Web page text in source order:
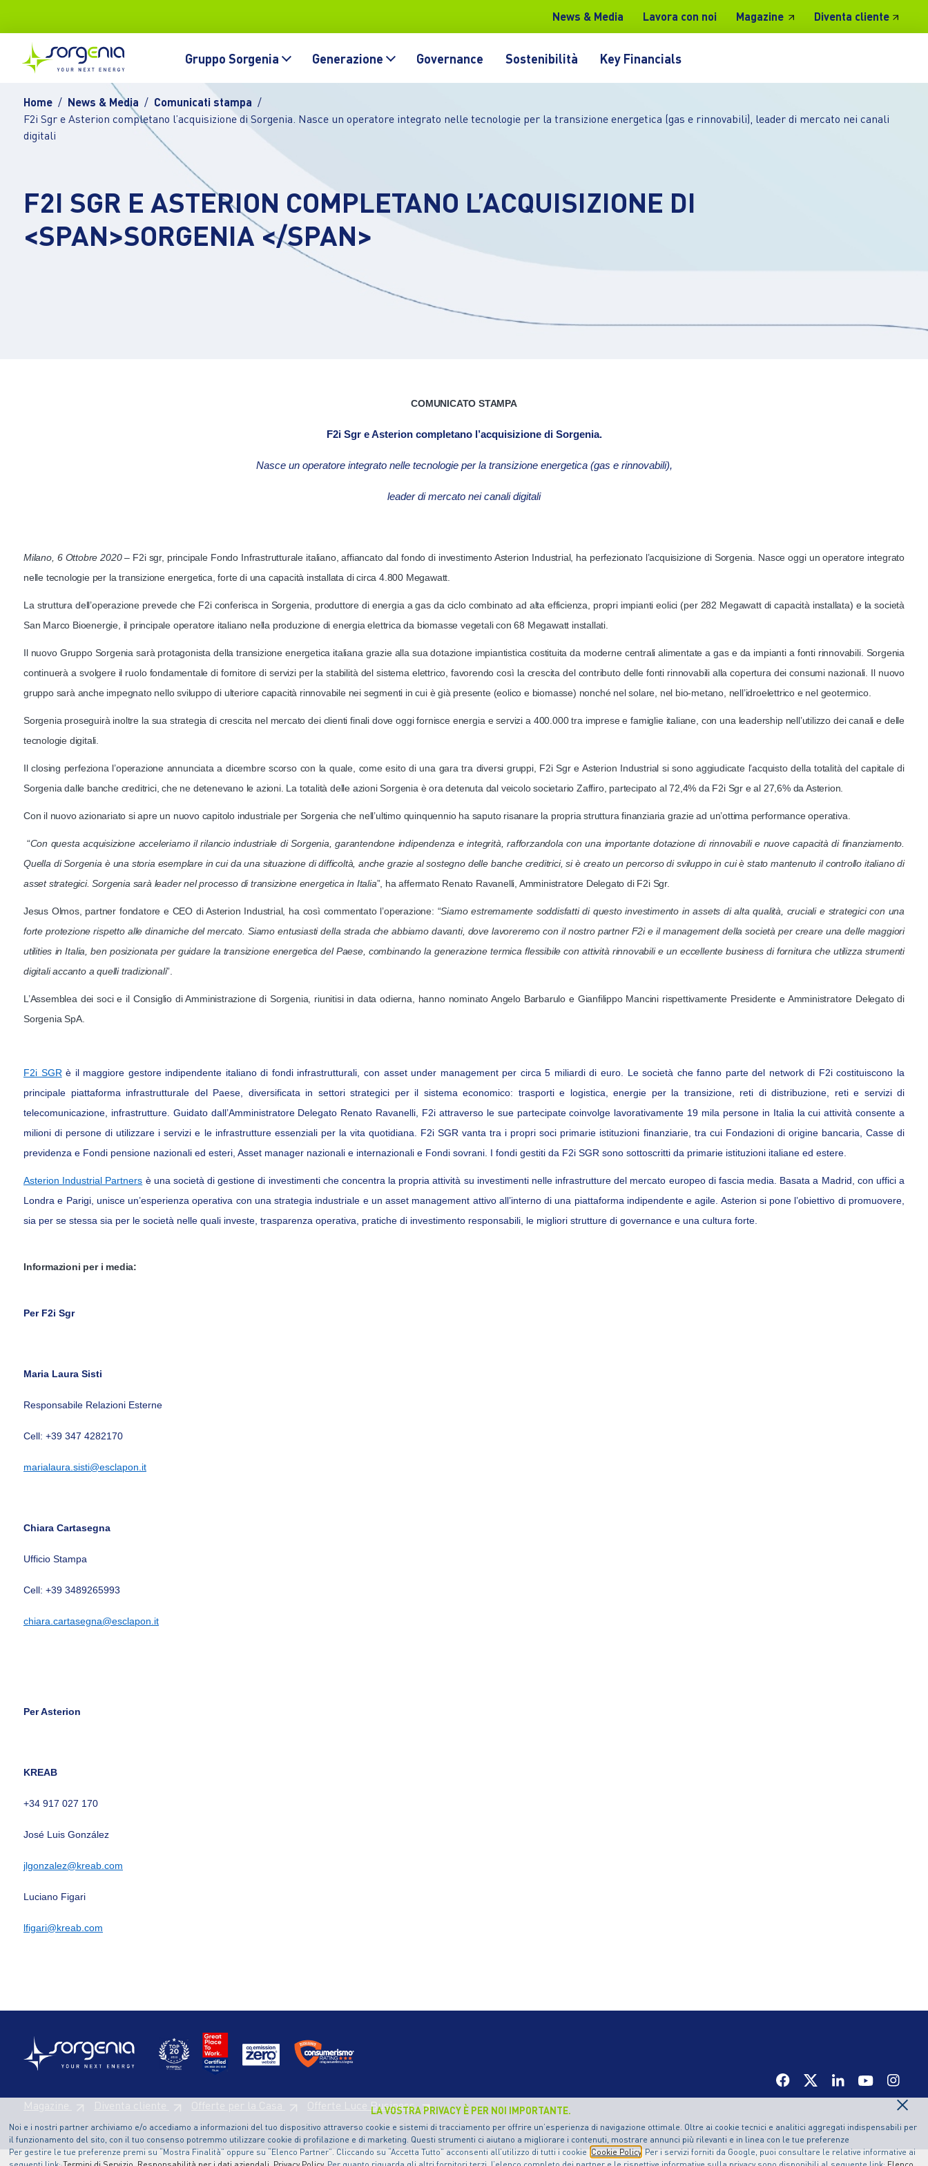
LA VOSTRA PRIVACY È PER NOI IMPORTANTE.
Noi e i nostri partner archiviamo e/o accediamo a informazioni del tuo dispositivo attraverso cookie e sistemi di tracciamento per offrire un’esperienza di navigazione ottimale. Oltre ai cookie tecnici e analitici aggregati indispensabili per
il funzionamento del sito, con il tuo consenso potremmo utilizzare cookie di profilazione e di marketing. Questi strumenti ci aiutano a migliorare i contenuti, mostrare annunci più rilevanti e in linea con le tue preferenze
Per gestire le tue preferenze premi su “Mostra Finalità” oppure su “Elenco Partner”. Cliccando su “Accetta Tutto” acconsenti all’utilizzo di tutti i cookieCookie Policy. Per i servizi forniti da Google, puoi consultare le relative informative ai
×
News & Media Lavora con noi Magazine Diventa cliente
Main navigation
Gruppo Sorgenia Generazione Governance Sostenibilità Key Financials
Home News & Media
Comunicati stampa
F2i Sgr e Asterion completano l’acquisizione di Sorgenia. Nasce un operatore integrato nelle tecnologie per la transizione energetica (gas e rinnovabili), leader di mercato nei canali
digitali
F2I SGR E ASTERION COMPLETANO L’ACQUISIZIONE DI
<SPAN>SORGENIA </SPAN>
COMUNICATO STAMPA
F2i Sgr e Asterion completano l’acquisizione di Sorgenia.
Nasce un operatore integrato nelle tecnologie per la transizione energetica (gas e rinnovabili),
leader di mercato nei canali digitali
Milano, 6 Ottobre 2020 – F2i sgr, principale Fondo Infrastrutturale italiano, affiancato dal fondo di investimento Asterion Industrial, ha perfezionato l’acquisizione di Sorgenia. Nasce oggi un operatore integrato
nelle tecnologie per la transizione energetica, forte di una capacità installata di circa 4.800 Megawatt.
La struttura dell’operazione prevede che F2i conferisca in Sorgenia, produttore di energia a gas da ciclo combinato ad alta efficienza, propri impianti eolici (per 282 Megawatt di capacità installata) e la società
San Marco Bioenergie, il principale operatore italiano nella produzione di energia elettrica da biomasse vegetali con 68 Megawatt installati.
Il nuovo Gruppo Sorgenia sarà protagonista della transizione energetica italiana grazie alla sua dotazione impiantistica costituita da moderne centrali alimentate a gas e da impianti a fonti rinnovabili. Sorgenia
continuerà a svolgere il ruolo fondamentale di fornitore di servizi per la stabilità del sistema elettrico, favorendo così la crescita del contributo delle fonti rinnovabili alla copertura dei consumi nazionali. Il nuovo
gruppo sarà anche impegnato nello sviluppo di ulteriore capacità rinnovabile nei segmenti in cui è già presente (eolico e biomasse) nonché nel solare, nel bio-metano, nell’idroelettrico e nel geotermico.
Sorgenia proseguirà inoltre la sua strategia di crescita nel mercato dei clienti finali dove oggi fornisce energia e servizi a 400.000 tra imprese e famiglie italiane, con una leadership nell’utilizzo dei canali e delle
tecnologie digitali.
Il closing perfeziona l’operazione annunciata a dicembre scorso con la quale, come esito di una gara tra diversi gruppi, F2i Sgr e Asterion Industrial si sono aggiudicate l’acquisto della totalità del capitale di
Sorgenia dalle banche creditrici, che ne detenevano le azioni. La totalità delle azioni Sorgenia è ora detenuta dal veicolo societario Zaffiro, partecipato al 72,4% da F2i Sgr e al 27,6% da Asterion.
Con il nuovo azionariato si apre un nuovo capitolo industriale per Sorgenia che nell’ultimo quinquennio ha saputo risanare la propria struttura finanziaria grazie ad un’ottima performance operativa.
“Con questa acquisizione acceleriamo il rilancio industriale di Sorgenia, garantendone indipendenza e integrità, rafforzandola con una importante dotazione di rinnovabili e nuove capacità di finanziamento.
Quella di Sorgenia è una storia esemplare in cui da una situazione di difficoltà, anche grazie al sostegno delle banche creditrici, si è creato un percorso di sviluppo in cui è stato mantenuto il controllo italiano di
asset strategici. Sorgenia sarà leader nel processo di transizione energetica in Italia”, ha affermato Renato Ravanelli, Amministratore Delegato di F2i Sgr.
Jesus Olmos, partner fondatore e CEO di Asterion Industrial, ha così commentato l’operazione: “Siamo estremamente soddisfatti di questo investimento in assets di alta qualità, cruciali e strategici con una
forte protezione rispetto alle dinamiche del mercato. Siamo entusiasti della strada che abbiamo davanti, dove lavoreremo con il nostro partner F2i e il management della società per creare una delle maggiori
utilities in Italia, ben posizionata per guidare la transizione energetica del Paese, combinando la generazione termica flessibile con attività rinnovabili e un eccellente business di fornitura che utilizza strumenti
digitali accanto a quelli tradizionali”.
L’Assemblea dei soci e il Consiglio di Amministrazione di Sorgenia, riunitisi in data odierna, hanno nominato Angelo Barbarulo e Gianfilippo Mancini rispettivamente Presidente e Amministratore Delegato di
Sorgenia SpA.
F2i SGR è il maggiore gestore indipendente italiano di fondi infrastrutturali, con asset under management per circa 5 miliardi di euro. Le società che fanno parte del network di F2i costituiscono la
principale piattaforma infrastrutturale del Paese, diversificata in settori strategici per il sistema economico: trasporti e logistica, energie per la transizione, reti di distribuzione, reti e servizi di
telecomunicazione, infrastrutture. Guidato dall’Amministratore Delegato Renato Ravanelli, F2i attraverso le sue partecipate coinvolge lavorativamente 19 mila persone in Italia la cui attività consente a
milioni di persone di utilizzare i servizi e le infrastrutture essenziali per la vita quotidiana. F2i SGR vanta tra i propri soci primarie istituzioni finanziarie, tra cui Fondazioni di origine bancaria, Casse di
previdenza e Fondi pensione nazionali ed esteri, Asset manager nazionali e internazionali e Fondi sovrani. I fondi gestiti da F2i SGR sono sottoscritti da primarie istituzioni italiane ed estere.
Asterion Industrial Partners è una società di gestione di investimenti che concentra la propria attività su investimenti nelle infrastrutture del mercato europeo di fascia media. Basata a Madrid, con uffici a
Londra e Parigi, unisce un’esperienza operativa con una strategia industriale e un asset management attivo all’interno di una piattaforma indipendente e agile. Asterion si pone l’obiettivo di promuovere,
sia per se stessa sia per le società nelle quali investe, trasparenza operativa, pratiche di investimento responsabili, le migliori strutture di governance e una cultura forte.
Informazioni per i media:
Per F2i Sgr
Maria Laura Sisti
Responsabile Relazioni Esterne
Cell: +39 347 4282170
marialaura.sisti@esclapon.it
Chiara Cartasegna
Ufficio Stampa
Cell: +39 3489265993
chiara.cartasegna@esclapon.it
Per Asterion
KREAB
+34 917 027 170
José Luis González
jlgonzalez@kreab.com
Luciano Figari
lfigari@kreab.com
Magazine Diventa cliente Offerte per la Casa Offerte Luce Business